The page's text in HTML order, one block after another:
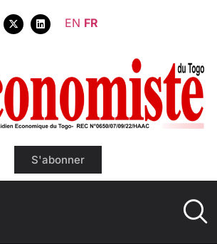
EN FR
S'abonner